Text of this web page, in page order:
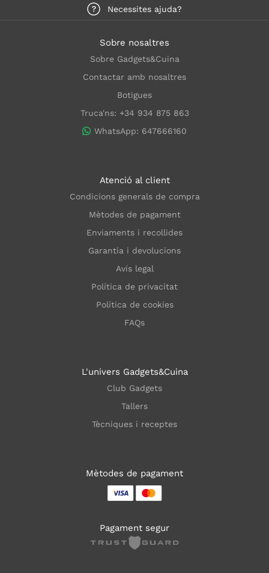
Necessites ajuda?
Sobre nosaltres
Sobre Gadgets&Cuina
Contactar amb nosaltres
Botigues
Truca'ns: +34 934 875 863
WhatsApp: 647666160
Atenció al client
Condicions generals de compra
Mètodes de pagament
Enviaments i recollides
Garantia i devolucions
Avís legal
Política de privacitat
Política de cookies
FAQs
L'univers Gadgets&Cuina
Club Gadgets
Tallers
Tècniques i receptes
Mètodes de pagament
Pagament segur